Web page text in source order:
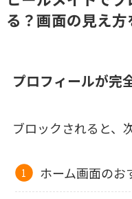
る？画面の見え
プロフィールが完
ブロックされると、
ホーム画面のお